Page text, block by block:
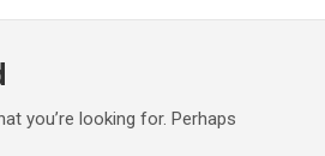
you’re looking for. Perhaps